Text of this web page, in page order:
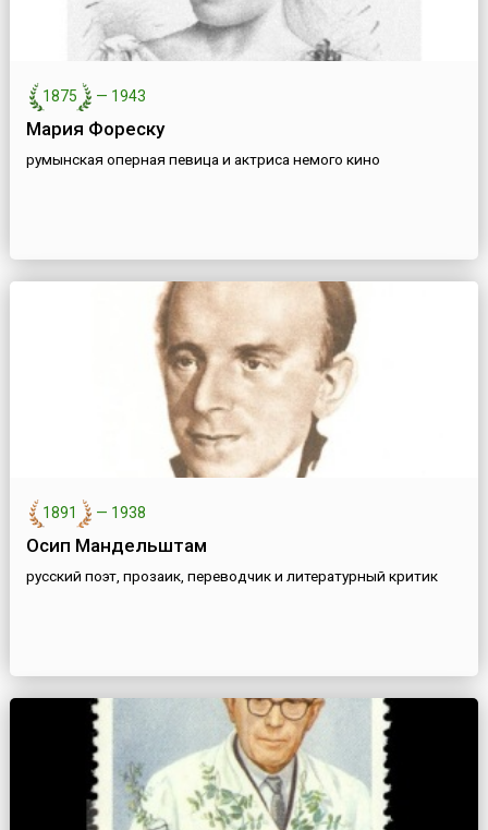
1875 — 1943
Мария Фореску
румынская оперная певица и актриса немого кино
1891 — 1938
Осип Мандельштам
русский поэт, прозаик, переводчик и литературный критик